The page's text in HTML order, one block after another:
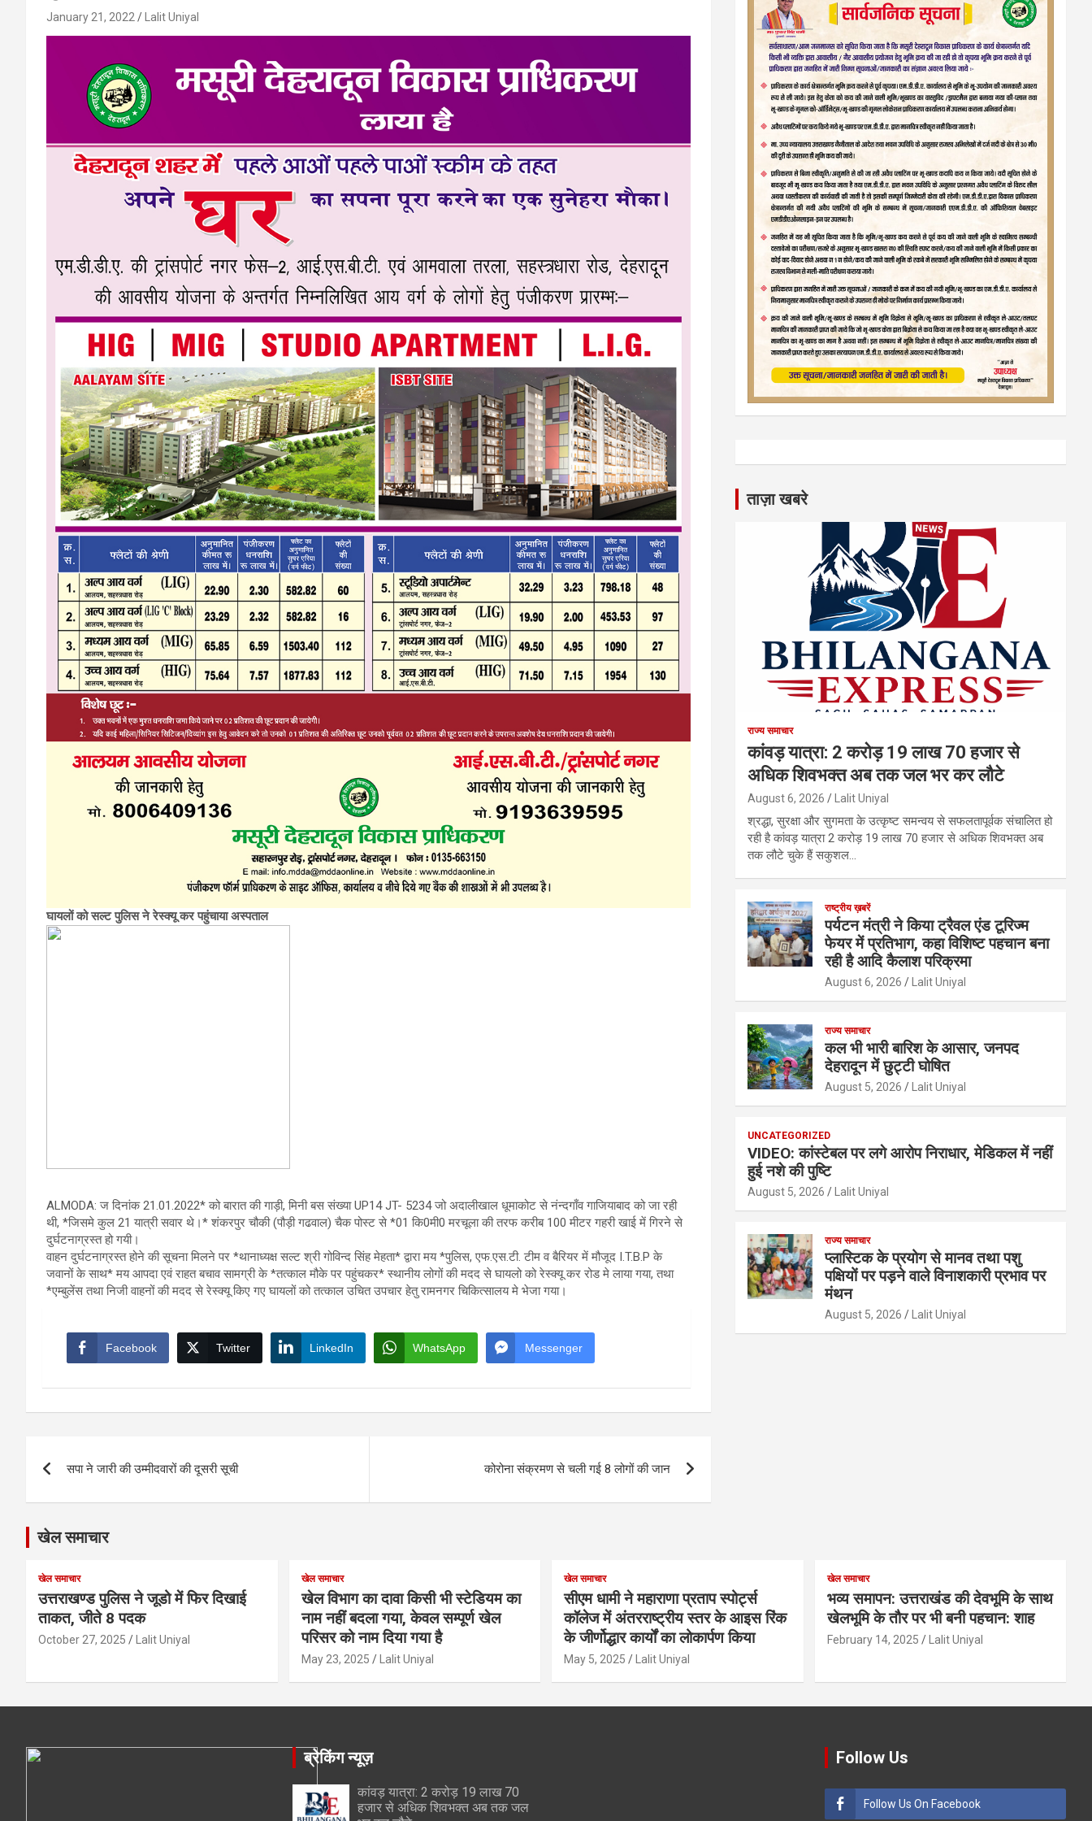
January 21, 2022 Lalit Uniyal
घायलों को सल्ट पुलिस ने रेस्क्यू कर पहुंचाया अस्पताल
ALMODA: ज दिनांक 21.01.2022* को बारात की गाड़ी, मिनी बस संख्या UP14 JT- 5234 जो अदालीखाल धूमाकोट से नंन्दगाँव गाजियाबाद को जा रही
थी, *जिसमे कुल 21 यात्री सवार थे।* शंकरपुर चौकी (पौड़ी गढवाल) चैक पोस्ट से *01 कि0मी0 मरचूला की तरफ करीब 100 मीटर गहरी खाई में गिरने से
दुर्घटनाग्रस्त हो गयी।
वाहन दुर्घटनाग्रस्त होने की सूचना मिलने पर *थानाध्यक्ष सल्ट श्री गोविन्द सिंह मेहता* द्वारा मय *पुलिस, एफ.एस.टी. टीम व बैरियर में मौजूद I.T.B.P के
जवानों के साथ* मय आपदा एवं राहत बचाव सामग्री के *तत्काल मौके पर पहुंचकर* स्थानीय लोगों की मदद से घायलो को रेस्क्यू कर रोड मे लाया गया, तथा
*एम्बुलेंस तथा निजी वाहनों की मदद से रेस्क्यू किए गए घायलों को तत्काल उचित उपचार हेतु रामनगर चिकित्सालय मे भेजा गया।
Facebook Twitter LinkedIn WhatsApp Messenger
navigation
सपा ने जारी की उम्मीदवारों की दूसरी सूची कोरोना संक्रमण से चली गई 8 लोगों की जान
ताज़ा खबरे
राज्य समाचार
कांवड़ यात्रा: 2 करोड़ 19 लाख 70 हजार से
अधिक शिवभक्त अब तक जल भर कर लौटे
August 6, 2026 Lalit Uniyal
श्रद्धा, सुरक्षा और सुगमता के उत्कृष्ट समन्वय से सफलतापूर्वक संचालित हो
रही है कांवड़ यात्रा 2 करोड़ 19 लाख 70 हजार से अधिक शिवभक्त अब
तक लौटे चुके हैं सकुशल…
राष्ट्रीय ख़बरें
पर्यटन मंत्री ने किया ट्रैवल एंड टूरिज्म
फेयर में प्रतिभाग, कहा विशिष्ट पहचान बना
रही है आदि कैलाश परिक्रमा
August 6, 2026 Lalit Uniyal
राज्य समाचार
कल भी भारी बारिश के आसार, जनपद
देहरादून में छुट्टी घोषित
August 5, 2026 Lalit Uniyal
UNCATEGORIZED
VIDEO: कांस्टेबल पर लगे आरोप निराधार, मेडिकल में नहीं
हुई नशे की पुष्टि
August 5, 2026 Lalit Uniyal
राज्य समाचार
प्लास्टिक के प्रयोग से मानव तथा पशु
पक्षियों पर पड़ने वाले विनाशकारी प्रभाव पर
मंथन
August 5, 2026 Lalit Uniyal
खेल समाचार
खेल समाचार
उत्तराखण्ड पुलिस ने जूडो में फिर दिखाई
ताकत, जीते 8 पदक
October 27, 2025 Lalit Uniyal
खेल समाचार
खेल विभाग का दावा किसी भी स्टेडियम का
नाम नहीं बदला गया, केवल सम्पूर्ण खेल
परिसर को नाम दिया गया है
May 23, 2025 Lalit Uniyal
खेल समाचार
सीएम धामी ने महाराणा प्रताप स्पोर्ट्स
कॉलेज में अंतरराष्ट्रीय स्तर के आइस रिंक
के जीर्णोद्धार कार्यों का लोकार्पण किया
May 5, 2025 Lalit Uniyal
खेल समाचार
भव्य समापन: उत्तराखंड की देवभूमि के साथ
खेलभूमि के तौर पर भी बनी पहचान: शाह
February 14, 2025 Lalit Uniyal
ब्रेकिंग न्यूज़
कांवड़ यात्रा: 2 करोड़ 19 लाख 70
हजार से अधिक शिवभक्त अब तक जल
Follow Us
Follow Us On Facebook